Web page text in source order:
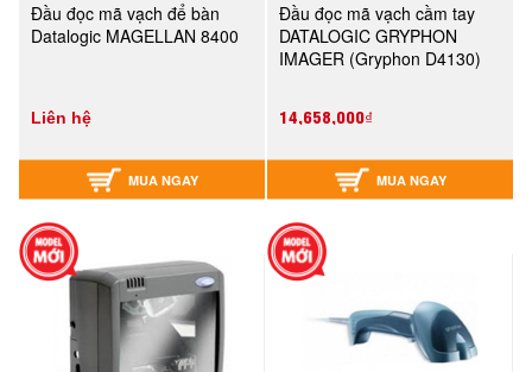
Đầu đọc mã vạch để bàn
Datalogic MAGELLAN 8400
Liên hệ
MUA NGAY
Đầu đọc mã vạch cầm tay
DATALOGIC GRYPHON
IMAGER (Gryphon D4130)
14,658,000₫
MUA NGAY